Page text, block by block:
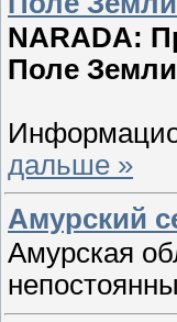
NARADA:
Поле Земли
дальше »
Амурский
Амурская